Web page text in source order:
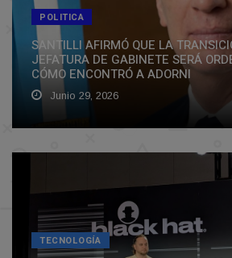
POLITICA
SANTILLI AFIRMÓ QUE LA
JEFATURA DE GABINETE SERÁ
CÓMO ENCONTRÓ A ADORNI
Junio 29, 2026
TECNOLOGÍA